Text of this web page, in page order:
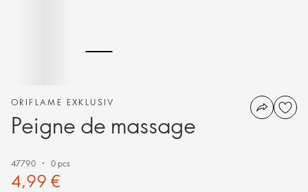
ORIFLAME EXKLUSIV
Peigne de massage
47790 0 pcs
4,99 €